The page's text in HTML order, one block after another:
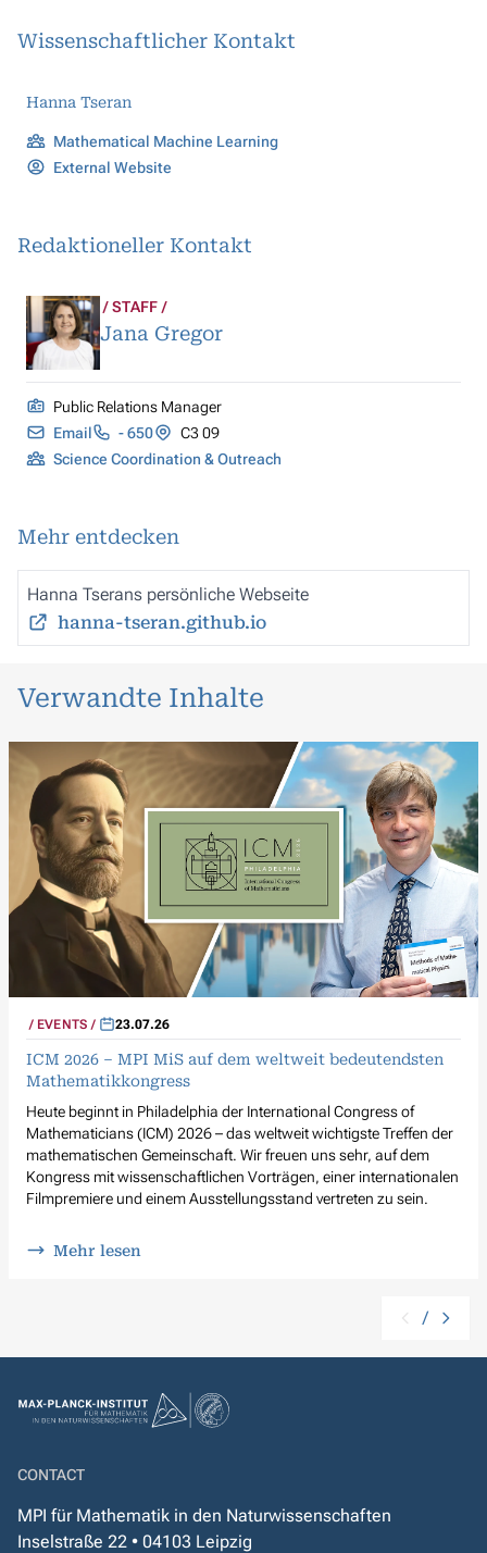
Wissenschaftlicher Kontakt
Hanna Tseran
Mathematical Machine Learning
External Website
Redaktioneller Kontakt
STAFF
Jana Gregor
Public Relations Manager
Email
- 650
C3 09
Science Coordination & Outreach
Mehr entdecken
Hanna Tserans persönliche Webseite
hanna-tseran.github.io
Verwandte Inhalte
EVENTS 23.07.26
ICM 2026 – MPI MiS auf dem weltweit bedeutendsten
Mathematikkongress
Heute beginnt in Philadelphia der International Congress of
Mathematicians (ICM) 2026 – das weltweit wichtigste Treffen der
mathematischen Gemeinschaft. Wir freuen uns sehr, auf dem
Kongress mit wissenschaftlichen Vorträgen, einer internationalen
Filmpremiere und einem Ausstellungsstand vertreten zu sein.
Mehr lesen
/
CONTACT
MPI für Mathematik in den Naturwissenschaften
Inselstraße 22 • 04103 Leipzig